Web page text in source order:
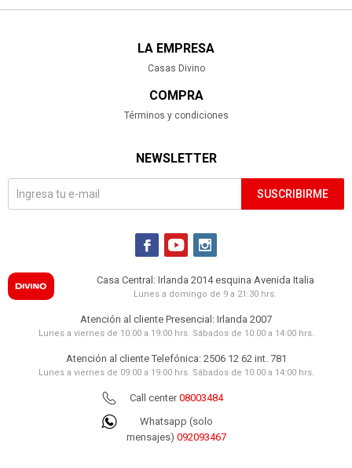
LA EMPRESA
Casas Divino
COMPRA
Términos y condiciones
NEWSLETTER
SUSCRIBIRME
  
Casa Central: Irlanda 2014 esquina Avenida Italia
Lunes a domingo de 9 a 21:30 hrs.
Atención al cliente Presencial: Irlanda 2007
Lunes a viernes de 10:00 a 19:00 hrs. Sábados de 10:00 a 14:00 hrs.
Atención al cliente Telefónica: 2506 12 62 int. 781
Lunes a viernes de 09:00 a 19:00 hrs. Sábados de 10:00 a 14:00 hrs.
Call center08003484
Whatsapp (solo
mensajes) 092093467